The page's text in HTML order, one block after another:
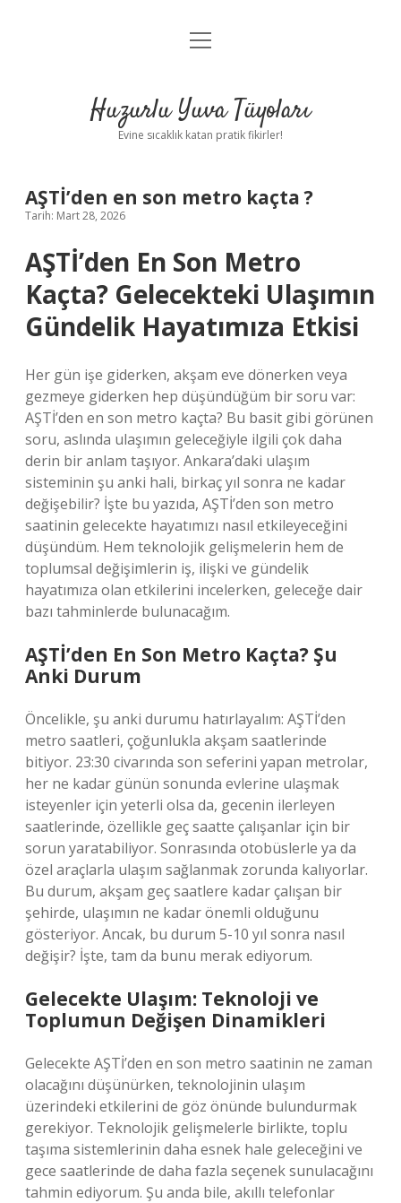
Anasayfa
Yasal Uyarı
menüyü
Huzurlu Yuva Tüyoları
Evine sıcaklık katan pratik fikirler!
AŞTİ’den en son metro kaçta ?
Tarih: Mart 28, 2026
AŞTİ’den En Son Metro
Kaçta? Gelecekteki Ulaşımın
Gündelik Hayatımıza Etkisi
Her gün işe giderken, akşam eve dönerken veya
gezmeye giderken hep düşündüğüm bir soru var:
AŞTİ’den en son metro kaçta? Bu basit gibi görünen
soru, aslında ulaşımın geleceğiyle ilgili çok daha
derin bir anlam taşıyor. Ankara’daki ulaşım
sisteminin şu anki hali, birkaç yıl sonra ne kadar
değişebilir? İşte bu yazıda, AŞTİ’den son metro
saatinin gelecekte hayatımızı nasıl etkileyeceğini
düşündüm. Hem teknolojik gelişmelerin hem de
toplumsal değişimlerin iş, ilişki ve gündelik
hayatımıza olan etkilerini incelerken, geleceğe dair
bazı tahminlerde bulunacağım.
AŞTİ’den En Son Metro Kaçta? Şu
Anki Durum
Öncelikle, şu anki durumu hatırlayalım: AŞTİ’den
metro saatleri, çoğunlukla akşam saatlerinde
bitiyor. 23:30 civarında son seferini yapan metrolar,
her ne kadar günün sonunda evlerine ulaşmak
isteyenler için yeterli olsa da, gecenin ilerleyen
saatlerinde, özellikle geç saatte çalışanlar için bir
sorun yaratabiliyor. Sonrasında otobüslerle ya da
özel araçlarla ulaşım sağlanmak zorunda kalıyorlar.
Bu durum, akşam geç saatlere kadar çalışan bir
şehirde, ulaşımın ne kadar önemli olduğunu
gösteriyor. Ancak, bu durum 5-10 yıl sonra nasıl
değişir? İşte, tam da bunu merak ediyorum.
Gelecekte Ulaşım: Teknoloji ve
Toplumun Değişen Dinamikleri
Gelecekte AŞTİ’den en son metro saatinin ne zaman
olacağını düşünürken, teknolojinin ulaşım
üzerindeki etkilerini de göz önünde bulundurmak
gerekiyor. Teknolojik gelişmelerle birlikte, toplu
taşıma sistemlerinin daha esnek hale geleceğini ve
gece saatlerinde de daha fazla seçenek sunulacağını
tahmin ediyorum. Şu anda bile, akıllı telefonlar